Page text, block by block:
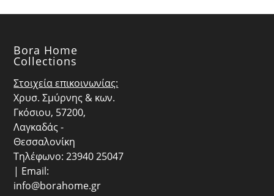
Bora Home
Collections
Στοιχεία επικοινωνίας:
Χρυσ. Σμύρνης & κων.
Γκόσιου, 57200,
Λαγκαδάς -
Θεσσαλονίκη
Τηλέφωνο: 23940 25047
| Email:
info@borahome.gr